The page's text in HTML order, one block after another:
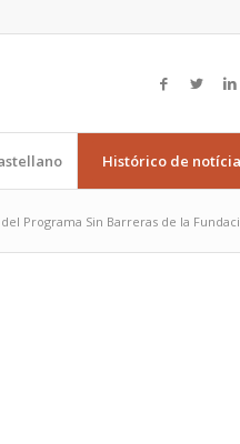
Histórico de
Programa Sin Barreras de la